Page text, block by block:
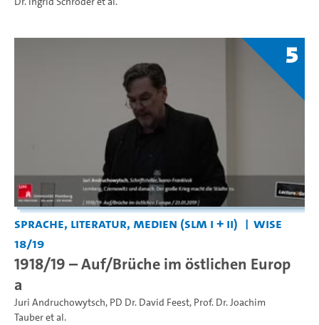
5
Sprache, Literatur, Medien (SLM I + II)
WiSe
18/19
1918/19 – Auf/Brüche im östlichen Europ
a
Juri Andruchowytsch, PD Dr. David Feest, Prof. Dr. Joachim
Tauberet al.